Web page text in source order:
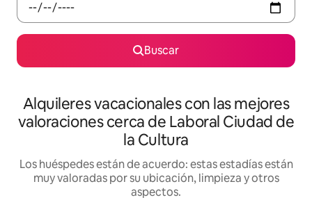
Buscar
Alquileres vacacionales con las mejores
valoraciones cerca de Laboral Ciudad de
la Cultura
Los huéspedes están de acuerdo: estas estadías están
muy valoradas por su ubicación, limpieza y otros
aspectos.